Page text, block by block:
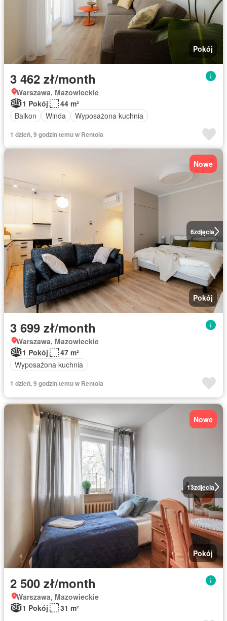
Pokój
3 462 zł/month
Warszawa, Mazowieckie
1 Pokój
44 m²
Balkon
Winda Wyposażona kuchnia
1 dzień, 9 godzin temu w Rentola
6zdjęcia
Nowe
Pokój
3 699 zł/month
Warszawa, Mazowieckie
1 Pokój
47 m²
Wyposażona kuchnia
1 dzień, 9 godzin temu w Rentola
13zdjęcia
Nowe
Pokój
2 500 zł/month
Warszawa, Mazowieckie
1 Pokój
31 m²